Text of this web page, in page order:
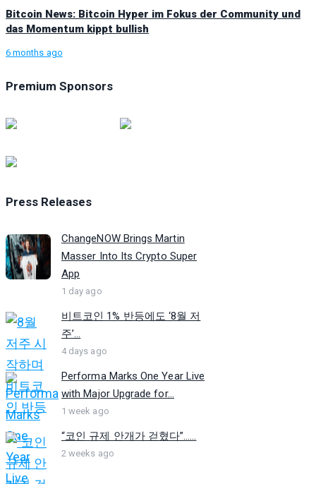
Bitcoin News: Bitcoin Hyper im Fokus der Community und
das Momentum kippt bullish
6 months ago
Premium Sponsors
Press Releases
ChangeNOW Brings Martin
Masser Into Its Crypto Super
App
1 day ago
비트코인 1% 반등에도 ‘8월 저
주’...
4 days ago
Performa Marks One Year Live
with Major Upgrade for...
1 week ago
“코인 규제 안개가 걷혔다”…...
2 weeks ago